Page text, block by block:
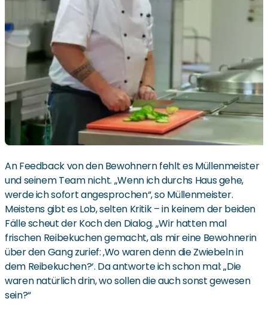
An Feedback von den Bewohnern fehlt es Müllenmeister
und seinem Team nicht. „Wenn ich durchs Haus gehe,
werde ich sofort angesprochen“, so Müllenmeister.
Meistens gibt es Lob, selten Kritik – in keinem der beiden
Fälle scheut der Koch den Dialog. „Wir hatten mal
frischen Reibekuchen gemacht, als mir eine Bewohnerin
über den Gang zurief: ‚Wo waren denn die Zwiebeln in
dem Reibekuchen?‘. Da antworte ich schon mal: „Die
waren natürlich drin, wo sollen die auch sonst gewesen
sein?“